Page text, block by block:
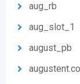
aug_rb
aug_slot_1
august_pb